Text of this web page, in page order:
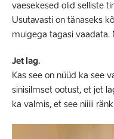
vaesekesed olid selliste
Usutavasti on tänaseks
muigega tagasi vaadata.
Jet lag.
Kas see on nüüd ka see
sinisilmset ootust, et jet
ka valmis, et see niiiii